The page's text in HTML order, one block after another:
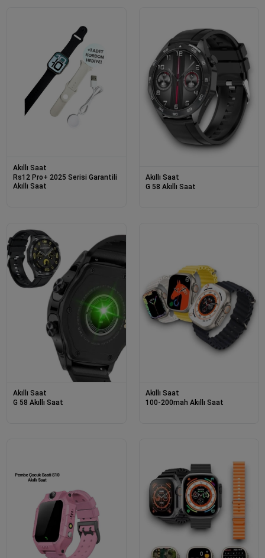
Akıllı Saat
Rs12 Pro+ 2025 Serisi Garantili
Akıllı Saat
Akıllı Saat
G 58 Akıllı Saat
Akıllı Saat
G 58 Akıllı Saat
Akıllı Saat
100-200mah Akıllı Saat